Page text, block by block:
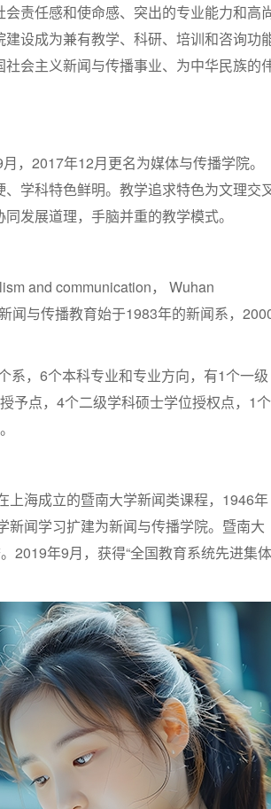
责任感和使命感、突出的专业能力和高
设成为兼有教学、科研、培训和咨询功
会主义新闻与传播事业、为中华民族的
，2017年12月更名为媒体与传播学院。
学科特色鲜明。教学追求特色为文理交
发展道理，手脑并重的教学模式。
and communication， Wuhan
闻与传播教育始于1983年的新闻系，
系，6个本科专业和专业方向，有1个一级
予点，4个二级学科硕士学位授权点，1个
上海成立的暨南大学新闻类课程，1946年
闻学习扩建为新闻与传播学院。暨南大
2019年9月，获得“全国教育系统先进集